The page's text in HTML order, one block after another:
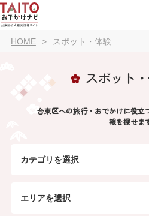
HOME スポット・体験
スポット
台東区への旅行・おでかけに役立
報を探せま
カテゴリを選択
エリアを選択